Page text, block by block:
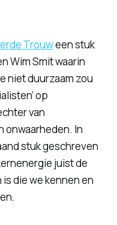
Trouween stuk
Wim Smit waarin
niet duurzaam zou
op
van
onwaarheden. In
stuk geschreven
juist de
die we kennen en